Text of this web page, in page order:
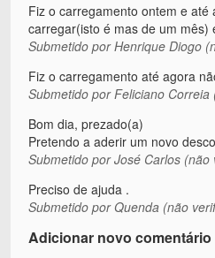
Fiz o carregamento ontem e
carregar(isto é mas de um mês)
Submetido porHenrique Diogo
Fiz o carregamento até agora
Submetido porFeliciano Correia
Bom dia, prezado(a)
Pretendo a aderir um novo
Submetido porJosé Carlos (não
Preciso de ajuda .
Submetido porQuenda (não
Adicionar novo comentário